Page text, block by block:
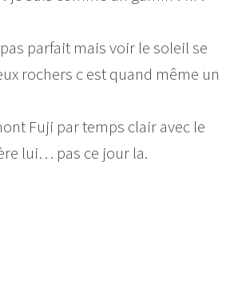
parfait mais voir le soleil se
rochers c est quand même un
Fuji par temps clair avec le
lui… pas ce jour la.